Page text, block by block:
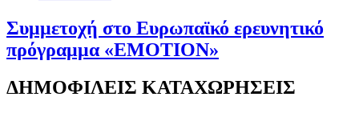
Συμμετοχή στο Ευρωπαϊκό ερευνητικό
πρόγραμμα «ΕΜΟΤΙΟΝ»
ΔΗΜΟΦΙΛΕΙΣ ΚΑΤΑΧΩΡΗΣΕΙΣ